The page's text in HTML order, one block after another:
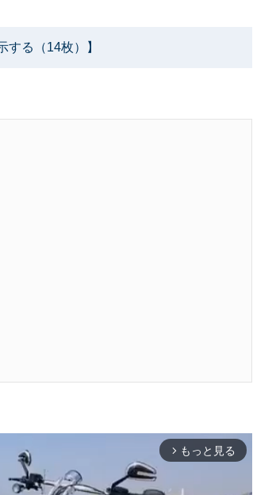
する（14枚）】
arrow_forward_ios もっと見る